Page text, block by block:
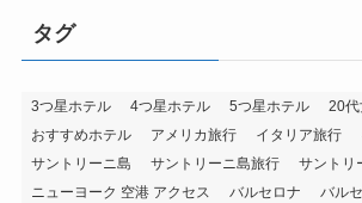
タグ
3つ星ホテル 4つ星ホテル 5つ星ホテル
20代
おすすめホテル
アメリカ旅行 イタリア旅行
サントリーニ島
サントリーニ島旅行
サントリ
ニューヨーク 空港 アクセス
バルセロナ
バル